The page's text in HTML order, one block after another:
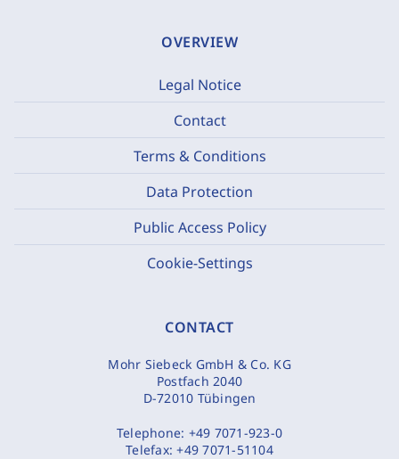
OVERVIEW
Legal Notice
Contact
Terms & Conditions
Data Protection
Public Access Policy
Cookie-Settings
CONTACT
Mohr Siebeck GmbH & Co. KG
Postfach 2040
D-72010 Tübingen
Telephone: +49 7071-923-0
Telefax:+49 7071-51104